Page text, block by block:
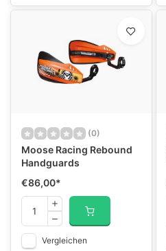
(0)
Moose Racing Rebound
Handguards
€86,00*
Vergleichen